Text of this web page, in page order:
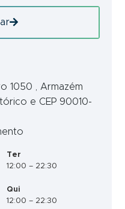
1050 , Armazém
e CEP 90010-
Ter
12:00 – 22:30
Qui
12:00 – 22:30